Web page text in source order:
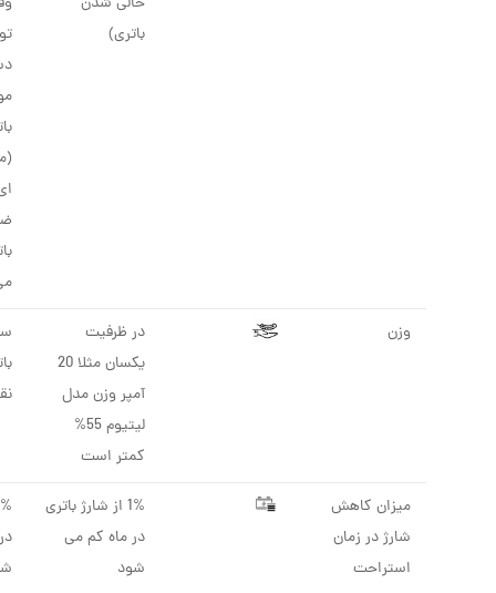
باتری)
وزن
در ظرفیت
یکسان مثلا 20
آمپر وزن مدل
لیتیوم 55%
کمتر است
میزان کاهش
شارژ در زمان
استراحت
1% از شارژ باتری
در ماه کم می
شود